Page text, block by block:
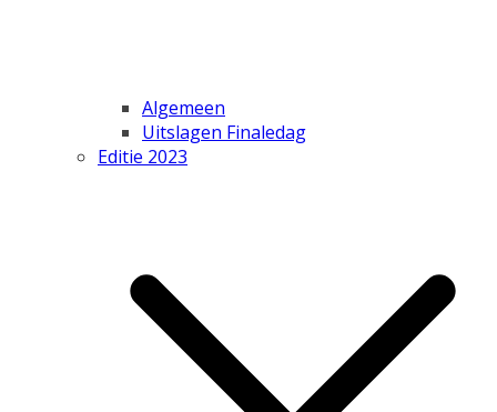
Algemeen
Uitslagen Finaledag
Editie 2023